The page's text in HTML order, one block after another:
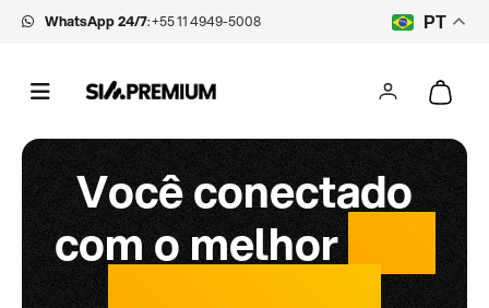
WhatsApp 24/7:+55 11 4949-5008 PT
Você conectado
com o melhor